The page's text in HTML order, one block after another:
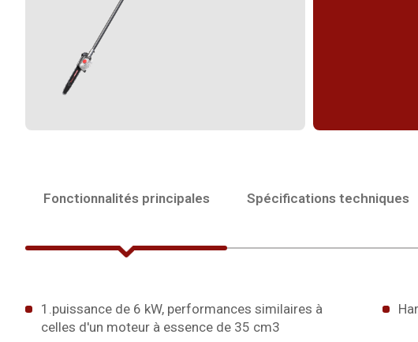
Fonctionnalités principales Spécifications techniques
1.puissance de 6 kW, performances similaires à
celles d'un moteur à essence de 35 cm3